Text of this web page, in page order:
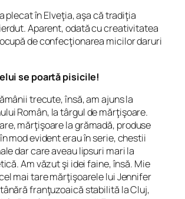
plecat în Elveţia, aşa că tradiţia
Aparent, odată cu creativitatea
de confecţionarea micilor daruri
se poartă pisicile!
trecute, însă, am ajuns la
Român, la târgul de mărţişoare.
mărţişoare la grămadă, produse
mod evident erau în serie, chestii
dar care aveau lipsuri mari la
Am văzut şi idei faine, însă. Mie
mai tare mărţişoarele lui Jennifer
franţuzoaică stabilită la Cluj,